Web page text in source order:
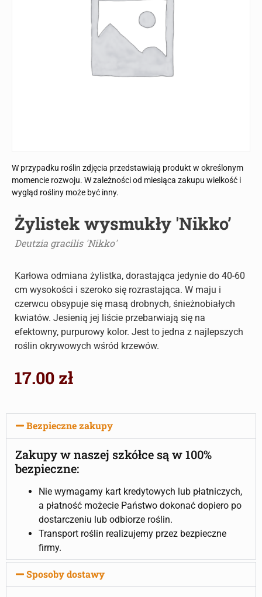
W przypadku roślin zdjęcia przedstawiają produkt w określonym
momencie rozwoju. W zależności od miesiąca zakupu wielkość i
wygląd rośliny może być inny.
Żylistek wysmukły 'Nikko’
Deutzia gracilis 'Nikko'
Karłowa odmiana żylistka, dorastająca jedynie do 40-60
cm wysokości i szeroko się rozrastająca. W maju i
czerwcu obsypuje się masą drobnych, śnieżnobiałych
kwiatów. Jesienią jej liście przebarwiają się na
efektowny, purpurowy kolor. Jest to jedna z najlepszych
roślin okrywowych wśród krzewów.
17.00 zł
Bezpieczne zakupy
Zakupy w naszej szkółce są w 100%
bezpieczne:
Nie wymagamy kart kredytowych lub płatniczych,
a płatność możecie Państwo dokonać dopiero po
dostarczeniu lub odbiorze roślin.
Transport roślin realizujemy przez bezpieczne
firmy.
Sposoby dostawy